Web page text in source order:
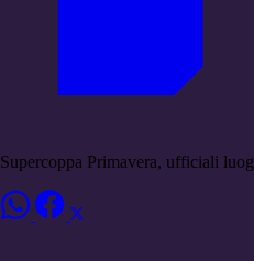
Supercoppa Primavera, ufficiali